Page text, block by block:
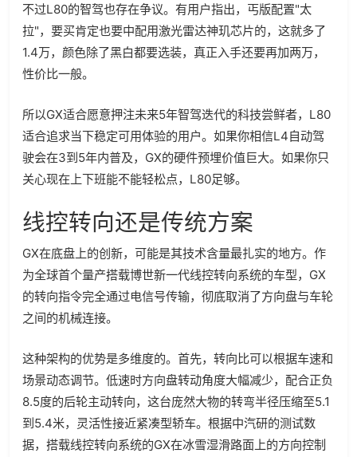
不过L80的智驾也存在争议。有用户指出，丐版配置"太
拉"，要买肯定也要中配用激光雷达神玑芯片的，这就多了
1.4万，颜色除了黑白都要选装，真正入手还要再加两万，
性价比一般。
所以GX适合愿意押注未来5年智驾迭代的科技尝鲜者，L80
适合追求当下稳定可用体验的用户。如果你相信L4自动驾
驶会在3到5年内普及，GX的硬件预埋价值巨大。如果你只
关心现在上下班能不能轻松点，L80足够。
线控转向还是传统方案
GX在底盘上的创新，可能是其技术含量最扎实的地方。作
为全球首个量产搭载博世新一代线控转向系统的车型，GX
的转向指令完全通过电信号传输，彻底取消了方向盘与车轮
之间的机械连接。
这种架构的优势是多维度的。首先，转向比可以根据车速和
场景动态调节。低速时方向盘转动角度大幅减少，配合正负
8.5度的后轮主动转向，这台庞然大物的转弯半径压缩至5.1
到5.4米，灵活性接近紧凑型轿车。根据中汽研的测试数
据，搭载线控转向系统的GX在冰雪湿滑路面上的方向控制